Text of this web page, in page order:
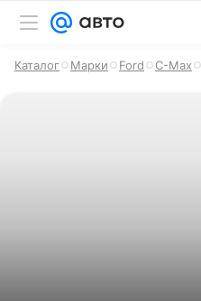
Каталог Марки Ford C-Max